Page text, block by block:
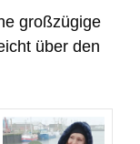
großzügige
über den